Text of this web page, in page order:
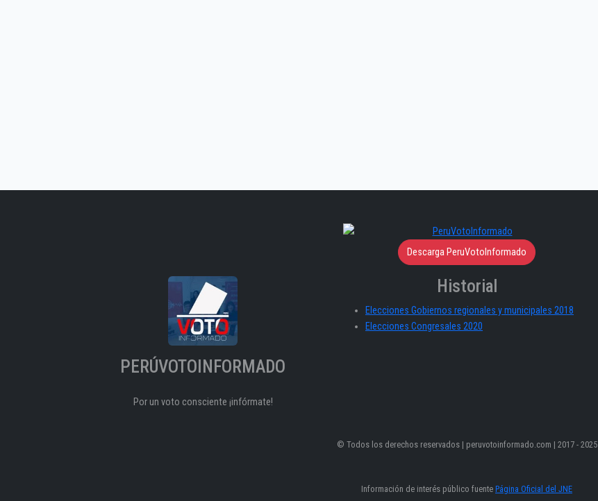
Descarga PeruVotoInformado
PERÚVOTOINFORMADO
Por un voto consciente ¡infórmate!
Historial
Elecciones Gobiernos regionales y municipales 2018
Elecciones Congresales 2020
© Todos los derechos reservados | peruvotoinformado.com | 2017 - 2025
Información de interés público fuente Página Oficial del JNE